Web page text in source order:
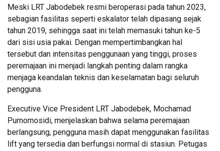
Meski LRT Jabodebek resmi beroperasi pada tahun 2023,
sebagian fasilitas seperti eskalator telah dipasang sejak
tahun 2019, sehingga saat ini telah memasuki tahun ke-5
dari sisi usia pakai. Dengan mempertimbangkan hal
tersebut dan intensitas penggunaan yang tinggi, proses
peremajaan ini menjadi langkah penting dalam rangka
menjaga keandalan teknis dan keselamatan bagi seluruh
pengguna.
Executive Vice President LRT Jabodebek, Mochamad
Purnomosidi, menjelaskan bahwa selama peremajaan
berlangsung, pengguna masih dapat menggunakan fasilitas
lift yang tersedia dan berfungsi normal di stasiun. Petugas